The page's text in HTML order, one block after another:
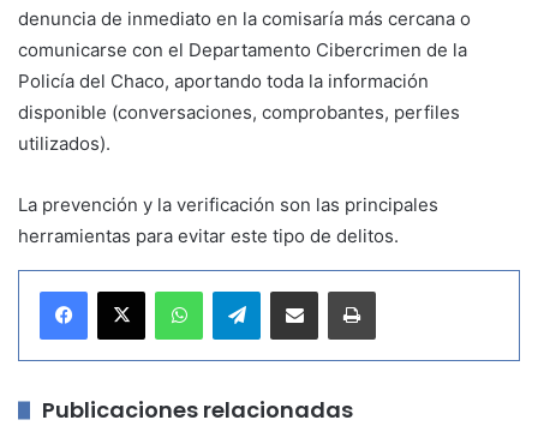
denuncia de inmediato en la comisaría más cercana o
comunicarse con el Departamento Cibercrimen de la
Policía del Chaco, aportando toda la información
disponible (conversaciones, comprobantes, perfiles
utilizados).
La prevención y la verificación son las principales
herramientas para evitar este tipo de delitos.
Telegram
Publicaciones relacionadas